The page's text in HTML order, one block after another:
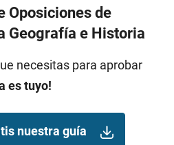
Oposiciones de
Geografía e Historia
necesitas para aprobar
es tuyo!
nuestra guía